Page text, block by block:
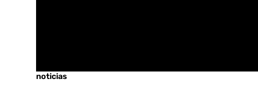
Últimas noticias